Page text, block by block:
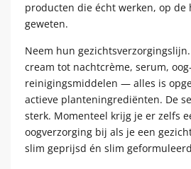
producten die écht werken, op de
geweten.
Neem hun
cream tot nachtcrème, serum,
reinigingsmiddelen — alles is
actieve planteningrediënten. De
sterk. Momenteel krijg je er zelfs
oogverzorging bij als je een
slim geprijsd én slim